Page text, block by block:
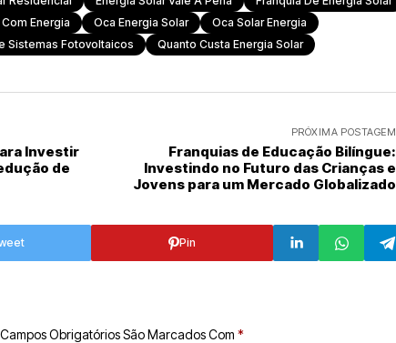
Energia Oca Energia Solar
Oca Solar Energia
Sistemas Fotovoltaicos Quanto Custa Energia Solar
Investir
de
PRÓXIMA POSTAGEM
Franquias de Educação Bilíngue:
Investindo no Futuro das Crianças e
Jovens para um Mercado Globalizado
Pin
Campos Obrigatórios São Marcados Com *